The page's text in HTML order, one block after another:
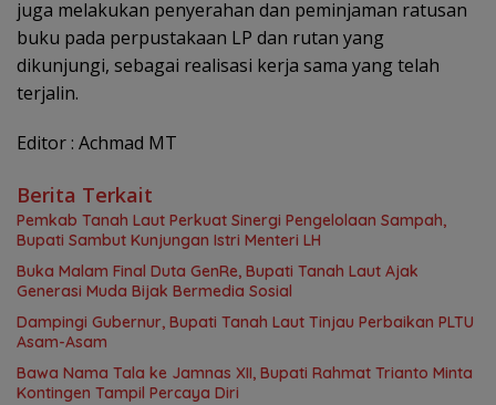
juga melakukan penyerahan dan peminjaman ratusan
buku pada perpustakaan LP dan rutan yang
dikunjungi, sebagai realisasi kerja sama yang telah
terjalin.
Editor : Achmad MT
Berita Terkait
Pemkab Tanah Laut Perkuat Sinergi Pengelolaan Sampah,
Bupati Sambut Kunjungan Istri Menteri LH
Buka Malam Final Duta GenRe, Bupati Tanah Laut Ajak
Generasi Muda Bijak Bermedia Sosial
Dampingi Gubernur, Bupati Tanah Laut Tinjau Perbaikan PLTU
Asam-Asam
Bawa Nama Tala ke Jamnas XII, Bupati Rahmat Trianto Minta
Kontingen Tampil Percaya Diri